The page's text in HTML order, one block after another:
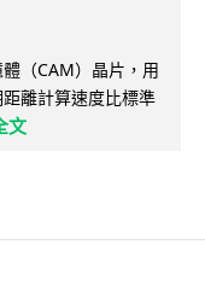
（CAM）晶片，用
離計算速度比標準
文